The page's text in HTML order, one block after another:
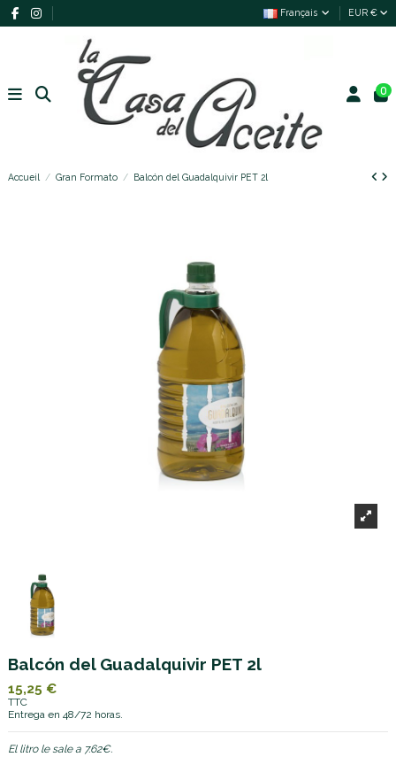
Français EUR €
0
Accueil Gran Formato Balcón del Guadalquivir PET 2l
Balcón del Guadalquivir PET 2l
15,25 €
TTC
Entrega en 48/72 horas.
El litro le sale a 7.62€.